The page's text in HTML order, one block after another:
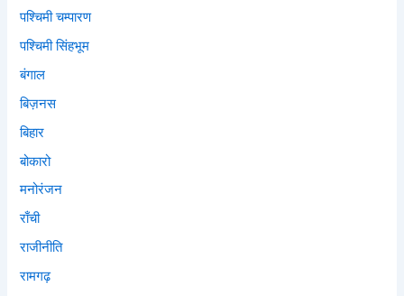
पश्चिमी चम्पारण
पश्चिमी सिंहभूम
बंगाल
बिज़नस
बिहार
बोकारो
मनोरंजन
राँची
राजीनीति
रामगढ़